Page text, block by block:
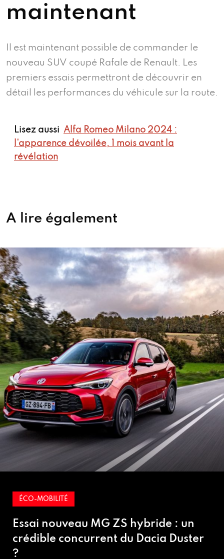
maintenant
Il est maintenant possible de commander le
nouveau SUV coupé Rafale de Renault. Les
premiers essais permettront de découvrir en
détail les performances du véhicule sur la route.
Lisez aussi Alfa Romeo Milano 2024 :
l'apparence dévoilée, 1 mois avant la
révélation
A lire également
ÉCO-MOBILITÉ
Essai nouveau MG ZS hybride : un
crédible concurrent du Dacia Duster
?